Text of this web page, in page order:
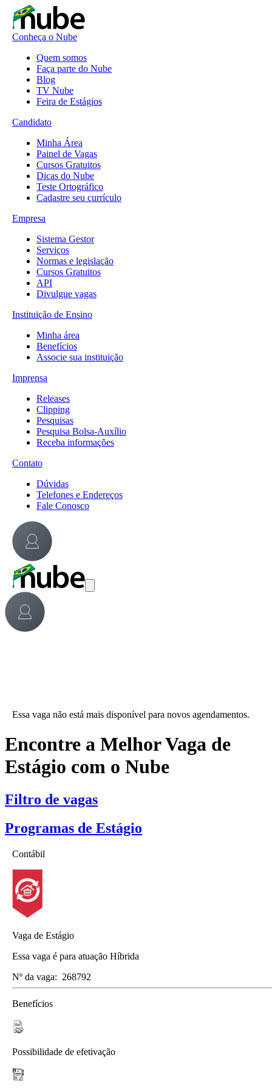
Conheça o Nube
Quem somos
Faça parte do Nube
Blog
TV Nube
Feira de Estágios
Candidato
Minha Área
Painel de Vagas
Cursos Gratuitos
Dicas do Nube
Teste Ortográfico
Cadastre seu currículo
Empresa
Sistema Gestor
Serviços
Normas e legislação
Cursos Gratuitos
API
Divulgue vagas
Instituição de Ensino
Minha área
Benefícios
Associe sua instituição
Imprensa
Releases
Clipping
Pesquisas
Pesquisa Bolsa-Auxílio
Receba informações
Contato
Dúvidas
Telefones e Endereços
Fale Conosco
Essa vaga não está mais disponível para novos agendamentos.
Encontre a Melhor Vaga de
Estágio com o Nube
Filtro de vagas
Programas de Estágio
Contábil
Vaga de Estágio
Essa vaga é para atuação Híbrida
Nº da vaga: 268792
Benefícios
Possibilidade de efetivação